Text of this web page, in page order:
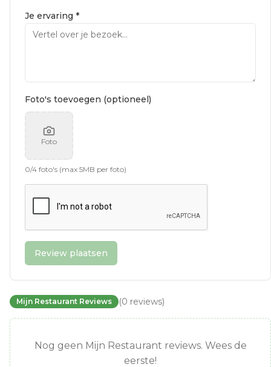
Je ervaring *
Foto's toevoegen (optioneel)
Foto
0/4 foto's (max 5MB per foto)
Review plaatsen
Mijn Restaurant Reviews (0 reviews)
Nog geen Mijn Restaurant reviews. Wees de
eerste!